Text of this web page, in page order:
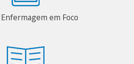
em Foco